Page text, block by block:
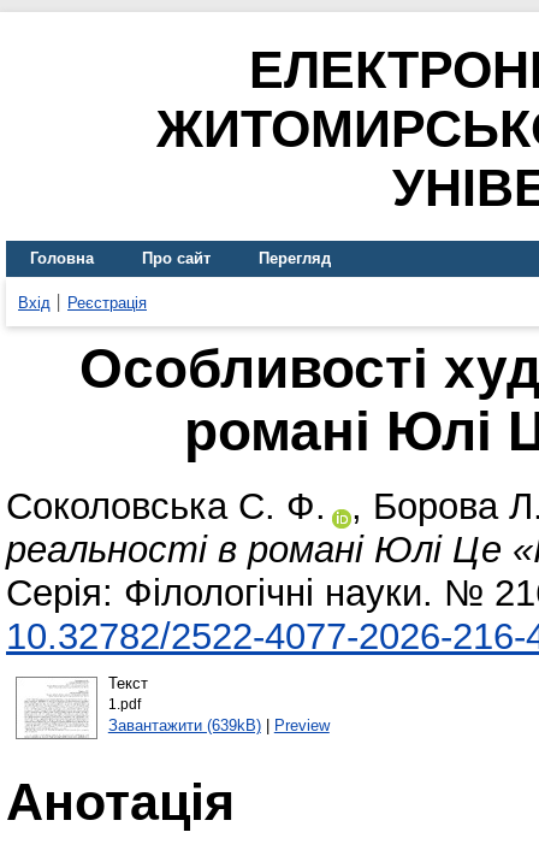
Головна Про сайт Перегляд
Вхід Реєстрація
Особливості
романі Юлі
Соколовська С. Ф. , Борова
реальності в романі Юлі Це
Серія: Філологічні науки. №
10.32782/2522-4077-2026-216-
Текст
1.pdf
Завантажити (639kB)| Preview
Анотація